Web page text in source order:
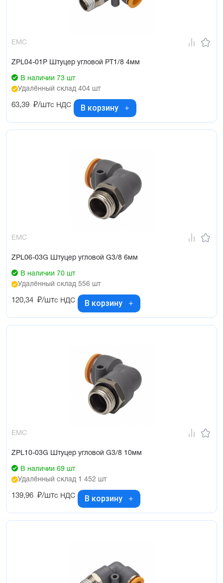
EMC
ZPL04-01P Штуцер угловой PT1/8 4мм
В наличии 73 шт
Удалённый склад 404 шт
63,39 ₽/штс НДС В корзину
EMC
ZPL06-03G Штуцер угловой G3/8 6мм
В наличии 70 шт
Удалённый склад 556 шт
120,34 ₽/штс НДС В корзину
EMC
ZPL10-03G Штуцер угловой G3/8 10мм
В наличии 69 шт
Удалённый склад 1 452 шт
139,96 ₽/штс НДС В корзину